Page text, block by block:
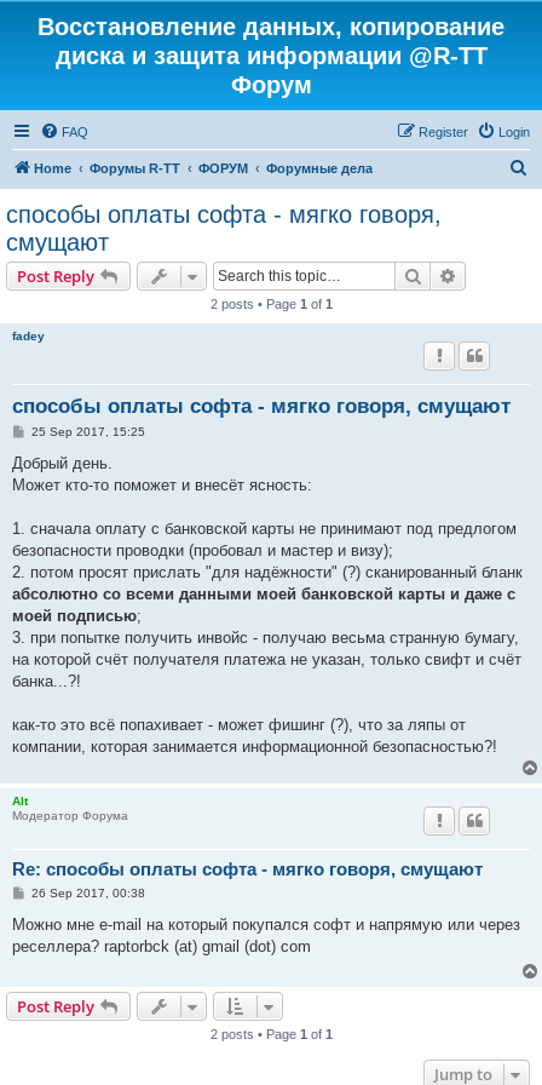
Восстановление данных, копирование
диска и защита информации @R-TT
Форум
FAQ Login
Register
Home Форумы R-TT ФОРУМ Форумные дела
способы оплаты софта - мягко говоря,
смущают
Post Reply Search
2 posts • Page 1 of 1
fadey
способы оплаты софта - мягко говоря, смущают
P
s
25 Sep 2017, 15:25
Добрый день.
Может кто-то поможет и внесёт ясность:
1. сначала оплату с банковской карты не принимают под предлогом
безопасности проводки (пробовал и мастер и визу);
2. потом просят прислать "для надёжности" (?) сканированный бланк
абсолютно со всеми данными моей банковской карты и даже с
моей подписью;
3. при попытке получить инвойс - получаю весьма странную бумагу,
на которой счёт получателя платежа не указан, только свифт и счёт
банка...?!
как-то это всё попахивает - может фишинг (?), что за ляпы от
компании, которая занимается информационной безопасностью?!
Alt
Модератор Форума
Re: способы оплаты софта - мягко говоря, смущают
P
s
26 Sep 2017, 00:38
Можно мне e-mail на который покупался софт и напрямую или через
реселлера? raptorbck (at) gmail (dot) com
Post Reply
2 posts • Page 1 of 1
Jump to